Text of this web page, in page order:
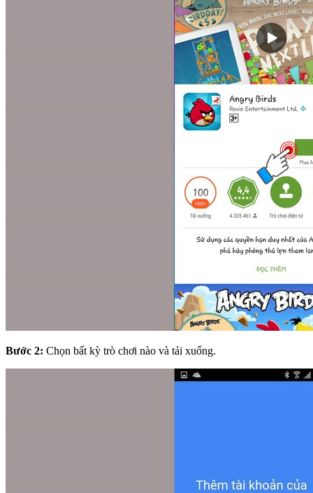
Bước 2: Chọn bất kỳ trò chơi nào và tải xuống.